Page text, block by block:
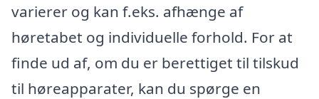
varierer og kan f.eks. afhænge af
høretabet og individuelle forhold. For at
finde ud af, om du er berettiget til tilskud
til høreapparater, kan du spørge en